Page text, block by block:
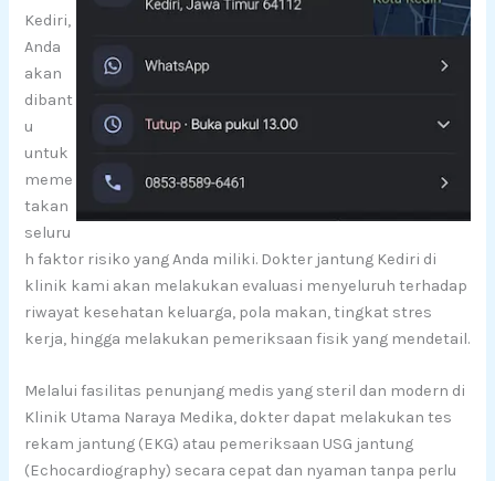
Kediri,
Anda
akan
dibant
u
untuk
meme
takan
seluru
h faktor risiko yang Anda miliki. Dokter jantung Kediri di
klinik kami akan melakukan evaluasi menyeluruh terhadap
riwayat kesehatan keluarga, pola makan, tingkat stres
kerja, hingga melakukan pemeriksaan fisik yang mendetail.
Melalui fasilitas penunjang medis yang steril dan modern di
Klinik Utama Naraya Medika, dokter dapat melakukan tes
rekam jantung (EKG) atau pemeriksaan USG jantung
(Echocardiography) secara cepat dan nyaman tanpa perlu